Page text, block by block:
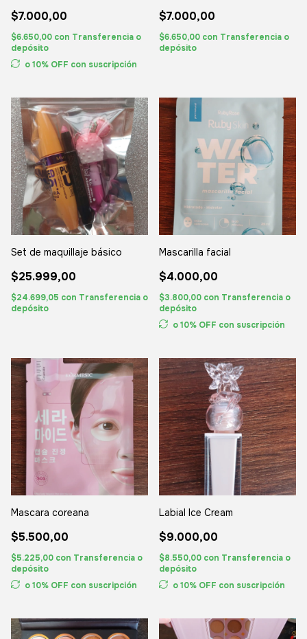
$7.000,00
$6.650,00 con Transferencia o
depósito
o 10% OFF con suscripción
$7.000,00
$6.650,00 con Transferencia o
depósito
Set de maquillaje básico
$25.999,00
$24.699,05 con Transferencia o
depósito
Mascarilla facial
$4.000,00
$3.800,00 con Transferencia o
depósito
o 10% OFF con suscripción
Mascara coreana
$5.500,00
$5.225,00 con Transferencia o
depósito
o 10% OFF con suscripción
Labial Ice Cream
$9.000,00
$8.550,00 con Transferencia o
depósito
o 10% OFF con suscripción